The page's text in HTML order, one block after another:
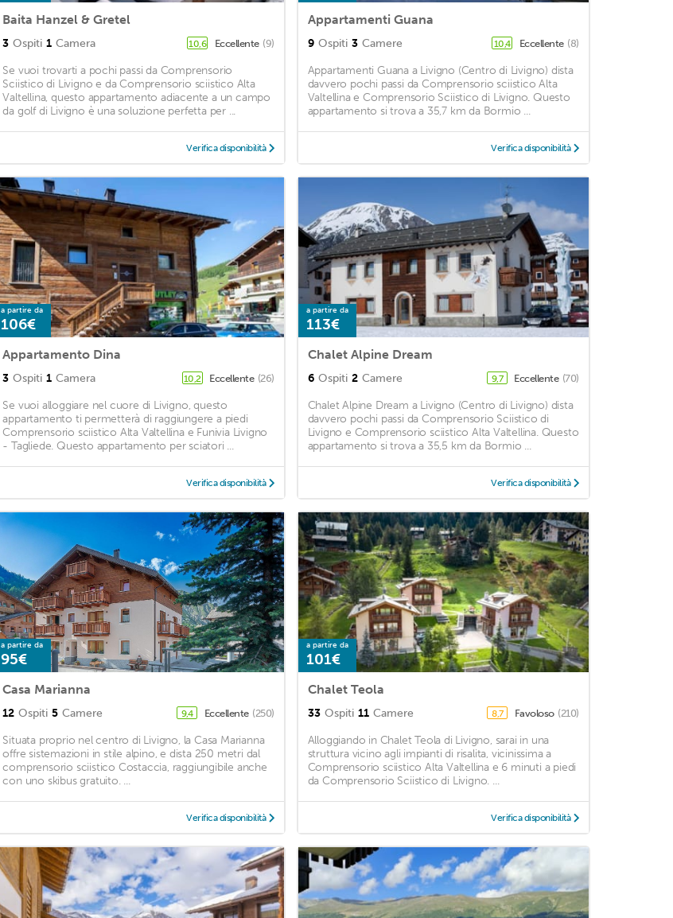
Baita Hanzel & Gretel
3 Ospiti 1 Camera 10,6 Eccellente (9)
Se vuoi trovarti a pochi passi da Comprensorio
Sciistico di Livigno e da Comprensorio sciistico Alta
Valtellina, questo appartamento adiacente a un campo
da golf di Livigno è una soluzione perfetta per ...
Verifica disponibilità
Appartamenti Guana
9 Ospiti 3 Camere 10,4 Eccellente (8)
Appartamenti Guana a Livigno (Centro di Livigno) dista
davvero pochi passi da Comprensorio sciistico Alta
Valtellina e Comprensorio Sciistico di Livigno. Questo
appartamento si trova a 35,7 km da Bormio ...
Verifica disponibilità
a partire da
106€
Appartamento Dina
3 Ospiti 1 Camera 10,2 Eccellente (26)
Se vuoi alloggiare nel cuore di Livigno, questo
appartamento ti permetterà di raggiungere a piedi
Comprensorio sciistico Alta Valtellina e Funivia Livigno
- Tagliede. Questo appartamento per sciatori ...
Verifica disponibilità
a partire da
113€
Chalet Alpine Dream
6 Ospiti 2 Camere 9,7 Eccellente (70)
Chalet Alpine Dream a Livigno (Centro di Livigno) dista
davvero pochi passi da Comprensorio Sciistico di
Livigno e Comprensorio sciistico Alta Valtellina. Questo
appartamento si trova a 35,5 km da Bormio ...
Verifica disponibilità
a partire da
95€
Casa Marianna
12 Ospiti 5 Camere 9,4 Eccellente (250)
Situata proprio nel centro di Livigno, la Casa Marianna
offre sistemazioni in stile alpino, e dista 250 metri dal
comprensorio sciistico Costaccia, raggiungibile anche
con uno skibus gratuito. ...
Verifica disponibilità
a partire da
101€
Chalet Teola
33 Ospiti 11 Camere 8,7 Favoloso (210)
Alloggiando in Chalet Teola di Livigno, sarai in una
struttura vicino agli impianti di risalita, vicinissima a
Comprensorio sciistico Alta Valtellina e 6 minuti a piedi
da Comprensorio Sciistico di Livigno. ...
Verifica disponibilità